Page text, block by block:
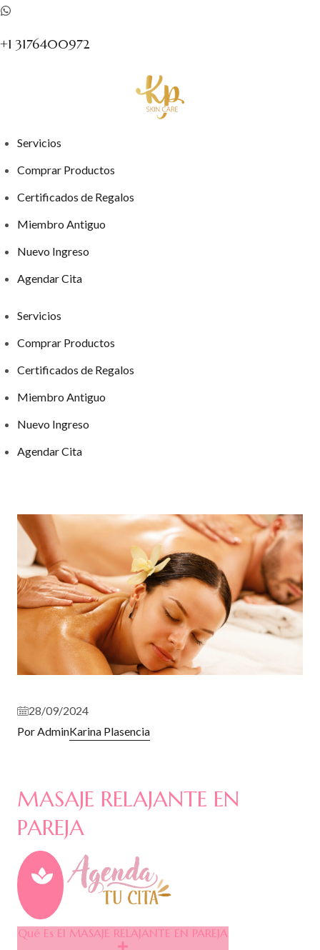
+1 3176400972
Servicios
Comprar Productos
Certificados de Regalos
Miembro Antiguo
Nuevo Ingreso
Agendar Cita
Servicios
Comprar Productos
Certificados de Regalos
Miembro Antiguo
Nuevo Ingreso
Agendar Cita
28/09/2024
Por AdminKarina Plasencia
MASAJE RELAJANTE EN
PAREJA
Qué Es El MASAJE RELAJANTE EN PAREJA